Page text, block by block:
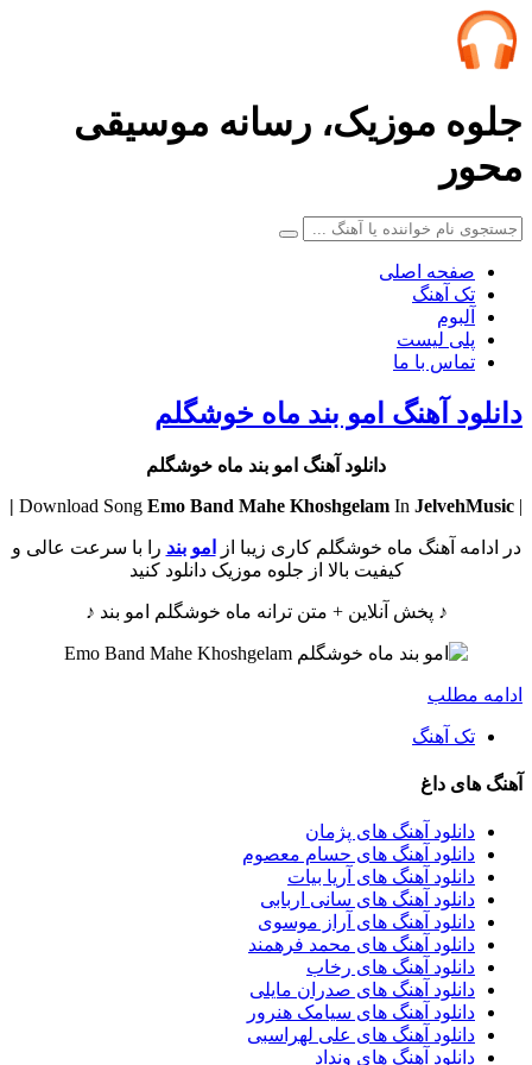
جلوه موزیک، رسانه موسیقی
محور
صفحه اصلی
تک آهنگ
آلبوم
پلی لیست
تماس با ما
دانلود آهنگ امو بند ماه خوشگلم
دانلود آهنگ امو بند ماه خوشگلم
| Download Song
Emo Band Mahe Khoshgelam In JelvehMusic |
در ادامه آهنگ ماه خوشگلم کاری زیبا از امو بند را با سرعت عالی و
کیفیت بالا از جلوه موزیک دانلود کنید
♪ پخش آنلاین + متن ترانه ماه خوشگلم امو بند ♪
ادامه مطلب
تک آهنگ
آهنگ های داغ
دانلود آهنگ های پژمان
دانلود آهنگ های حسام معصوم
دانلود آهنگ های آریا بیات
دانلود آهنگ های سانی اربابی
دانلود آهنگ های آراز موسوی
دانلود آهنگ های محمد فرهمند
دانلود آهنگ های رخاب
دانلود آهنگ های صدران مایلی
دانلود آهنگ های سیامک هنرور
دانلود آهنگ های علی لهراسبی
دانلود آهنگ های ونداد